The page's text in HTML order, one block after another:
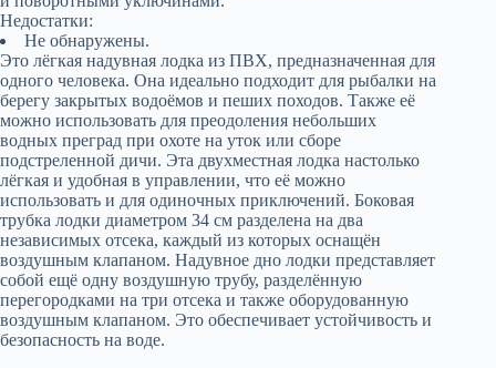
Недостатки:
Не обнаружены.
Это лёгкая надувная лодка из ПВХ, предназначенная для
одного человека. Она идеально подходит для рыбалки на
берегу закрытых водоёмов и пеших походов. Также её
можно использовать для преодоления небольших
водных преград при охоте на уток или сборе
подстреленной дичи. Эта двухместная лодка настолько
лёгкая и удобная в управлении, что её можно
использовать и для одиночных приключений. Боковая
трубка лодки диаметром 34 см разделена на два
независимых отсека, каждый из которых оснащён
воздушным клапаном. Надувное дно лодки представляет
собой ещё одну воздушную трубу, разделённую
перегородками на три отсека и также оборудованную
воздушным клапаном. Это обеспечивает устойчивость и
безопасность на воде.